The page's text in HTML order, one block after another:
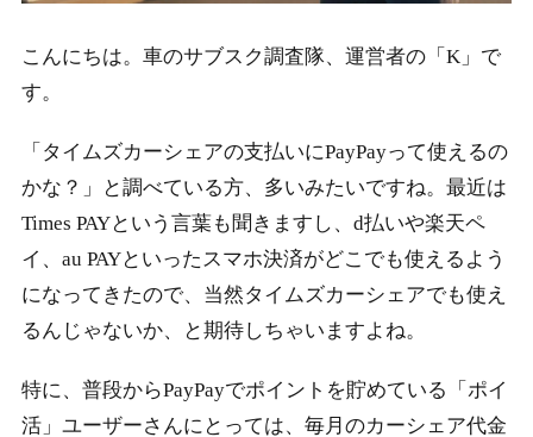
こんにちは。車のサブスク調査隊、運営者の「K」で
す。
「タイムズカーシェアの支払いにPayPayって使えるの
かな？」と調べている方、多いみたいですね。最近は
Times PAYという言葉も聞きますし、d払いや楽天ペ
イ、au PAYといったスマホ決済がどこでも使えるよう
になってきたので、当然タイムズカーシェアでも使え
るんじゃないか、と期待しちゃいますよね。
特に、普段からPayPayでポイントを貯めている「ポイ
活」ユーザーさんにとっては、毎月のカーシェア代金